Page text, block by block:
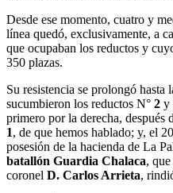
Desde ese momento, cuatro y
línea quedó, exclusivamente, a
que ocupaban los reductos y
350 plazas.
Su resistencia se prolongó hasta
sucumbieron los reductos N° 2 y
primero por la derecha, después
1, de que hemos hablado; y, el
posesión de la hacienda de La
batallón Guardia Chalaca,
coronel D. Carlos Arrieta,